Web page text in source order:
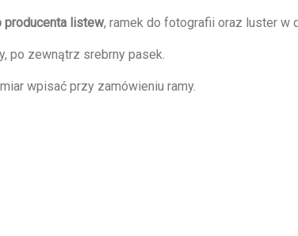
producenta listew, ramek do fotografii oraz luster w
po zewnątrz srebrny pasek.
wpisać przy zamówieniu ramy.